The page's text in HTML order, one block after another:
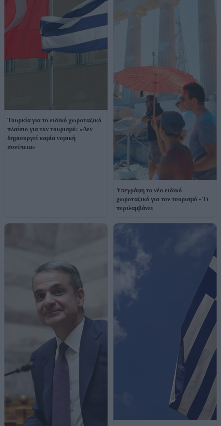
Τουρκία για το ειδικό χωροταξικό
πλαίσιο για τον τουρισμό: «Δεν
δημιουργεί καμία νομική
συνέπεια»
Υπεγράφη το νέο ειδικό
χωροταξικό για τον τουρισμό - Τι
περιλαμβάνει